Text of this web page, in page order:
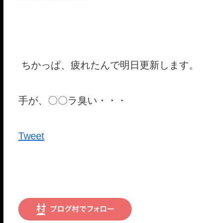
ちかっぱ、疲れたんで明日更新します。
手が、〇〇ラ臭い・・・
Tweet